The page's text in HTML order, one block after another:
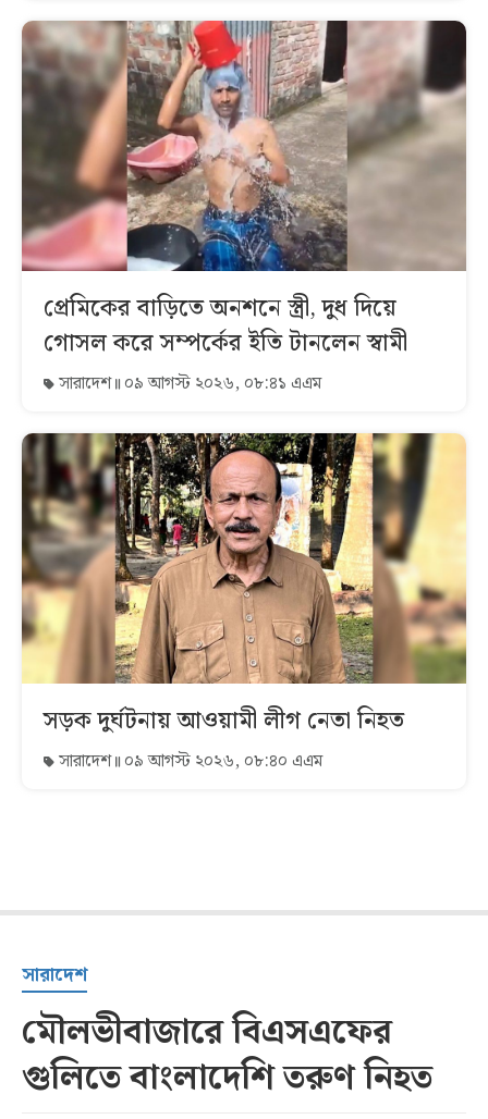
প্রেমিকের বাড়িতে অনশনে স্ত্রী, দুধ দিয়ে
গোসল করে সম্পর্কের ইতি টানলেন স্বামী
সারাদেশ ০৯ আগস্ট ২০২৬, ০৮:৪১ এএম
সড়ক দুর্ঘটনায় আওয়ামী লীগ নেতা নিহত
সারাদেশ ০৯ আগস্ট ২০২৬, ০৮:৪০ এএম
সারাদেশ
মৌলভীবাজারে বিএসএফের
গুলিতে বাংলাদেশি তরুণ নিহত